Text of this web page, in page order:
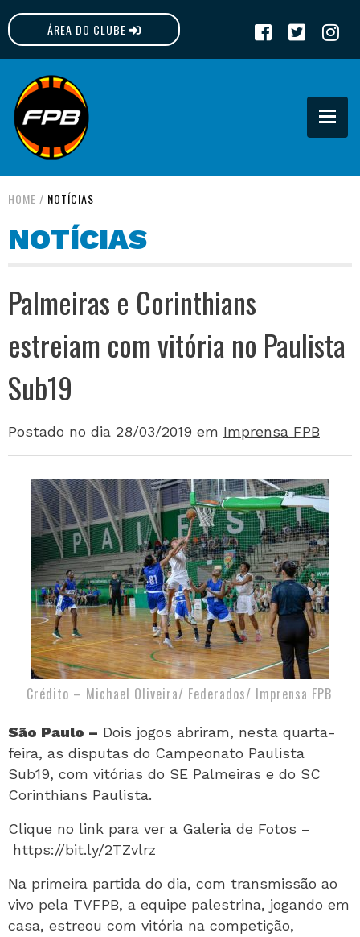
ÁREA DO CLUBE
FPB
HOME / NOTÍCIAS
NOTÍCIAS
Palmeiras e Corinthians
estreiam com vitória no Paulista
Sub19
Postado no dia 28/03/2019 em Imprensa FPB
Crédito – Michael Oliveira/ Federados/ Imprensa FPB
São Paulo – Dois jogos abriram, nesta quarta-
feira, as disputas do Campeonato Paulista
Sub19, com vitórias do SE Palmeiras e do SC
Corinthians Paulista.
Clique no link para ver a Galeria de Fotos –
https://bit.ly/2TZvlrz
Na primeira partida do dia, com transmissão ao
vivo pela TVFPB, a equipe palestrina, jogando em
casa, estreou com vitória na competição,